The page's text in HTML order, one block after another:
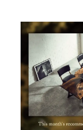
納品事例